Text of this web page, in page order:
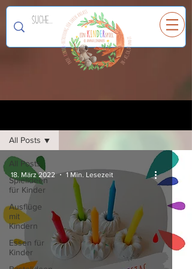
EinKINDERspiel
All Posts
Spielideen
für Kinder
Ausflüge
mit
Kindern
Essen für
Kinder
All Posts
18. März 2022 1 Min. Lesezeit